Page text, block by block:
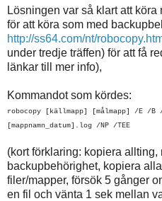
Lösningen var så klart att
för att köra som med
http://ss64.com/nt/
under tredje träffen) för att få
länkar till mer info),
Kommandot som kördes:
robocopy [källmapp] [målmapp] /E /B /
[mappnamn_datum].log /NP /TEE
(kort förklaring: kopiera allting,
backupbehörighet, kopiera
filer/mapper, försök 5 gånger
en fil och vänta 1 sek mellan